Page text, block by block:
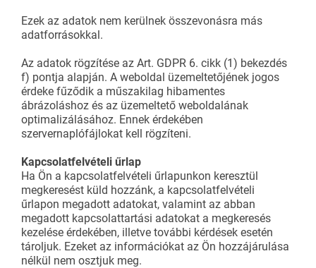
Ezek az adatok nem kerülnek összevonásra más
adatforrásokkal.
Az adatok rögzítése az Art. GDPR 6. cikk (1) bekezdés
f) pontja alapján. A weboldal üzemeltetőjének jogos
érdeke fűződik a műszakilag hibamentes
ábrázoláshoz és az üzemeltető weboldalának
optimalizálásához. Ennek érdekében
szervernaplófájlokat kell rögzíteni.
Kapcsolatfelvételi űrlap
Ha Ön a kapcsolatfelvételi űrlapunkon keresztül
megkeresést küld hozzánk, a kapcsolatfelvételi
űrlapon megadott adatokat, valamint az abban
megadott kapcsolattartási adatokat a megkeresés
kezelése érdekében, illetve további kérdések esetén
tároljuk. Ezeket az információkat az Ön hozzájárulása
nélkül nem osztjuk meg.